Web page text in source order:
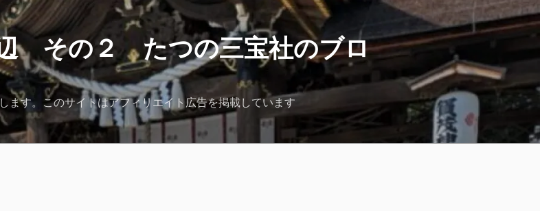
その２ たつの三宝社のブロ
ます。このサイトはアフィリエイト広告を掲載しています